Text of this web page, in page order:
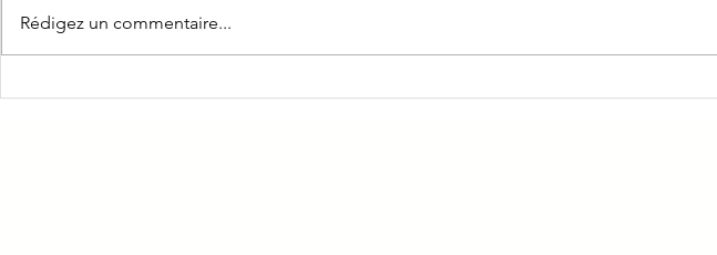
Rédigez un commentaire...